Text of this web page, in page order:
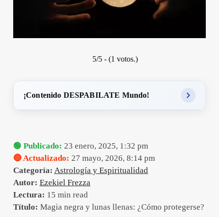
5/5 - (1 votos.)
¡Contenido DESPABILATE Mundo!
🟢 Publicado: 23 enero, 2025, 1:32 pm
🔴 Actualizado: 27 mayo, 2026, 8:14 pm
Categoría: Astrología y Espiritualidad
Autor: Ezekiel Frezza
Lectura: 15 min read
Título: Magia negra y lunas llenas: ¿Cómo protegerse?